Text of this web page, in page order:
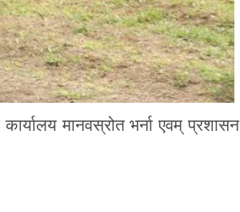
मानवस्रोत भर्ना एवम् प्रशासन